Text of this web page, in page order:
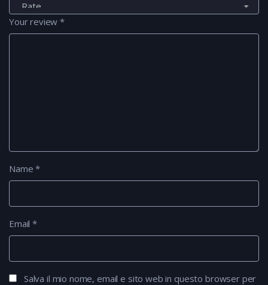
Your review*
Name*
Email*
Salva il mio nome, email e sito web in questo browser per